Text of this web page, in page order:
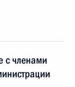
с членами